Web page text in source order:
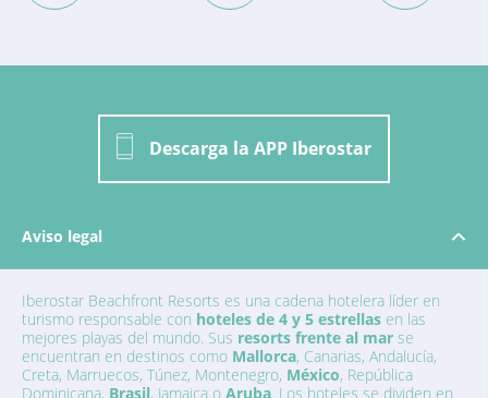
Descarga la APP Iberostar
Aviso legal
Iberostar Beachfront Resorts es una cadena hotelera líder en
turismo responsable con hoteles de 4 y 5 estrellas en las
mejores playas del mundo. Sus resorts frente al mar se
encuentran en destinos como Mallorca, Canarias, Andalucía,
Creta, Marruecos, Túnez, Montenegro, México, República
Dominicana, Brasil, Jamaica o Aruba. Los hoteles se dividen en